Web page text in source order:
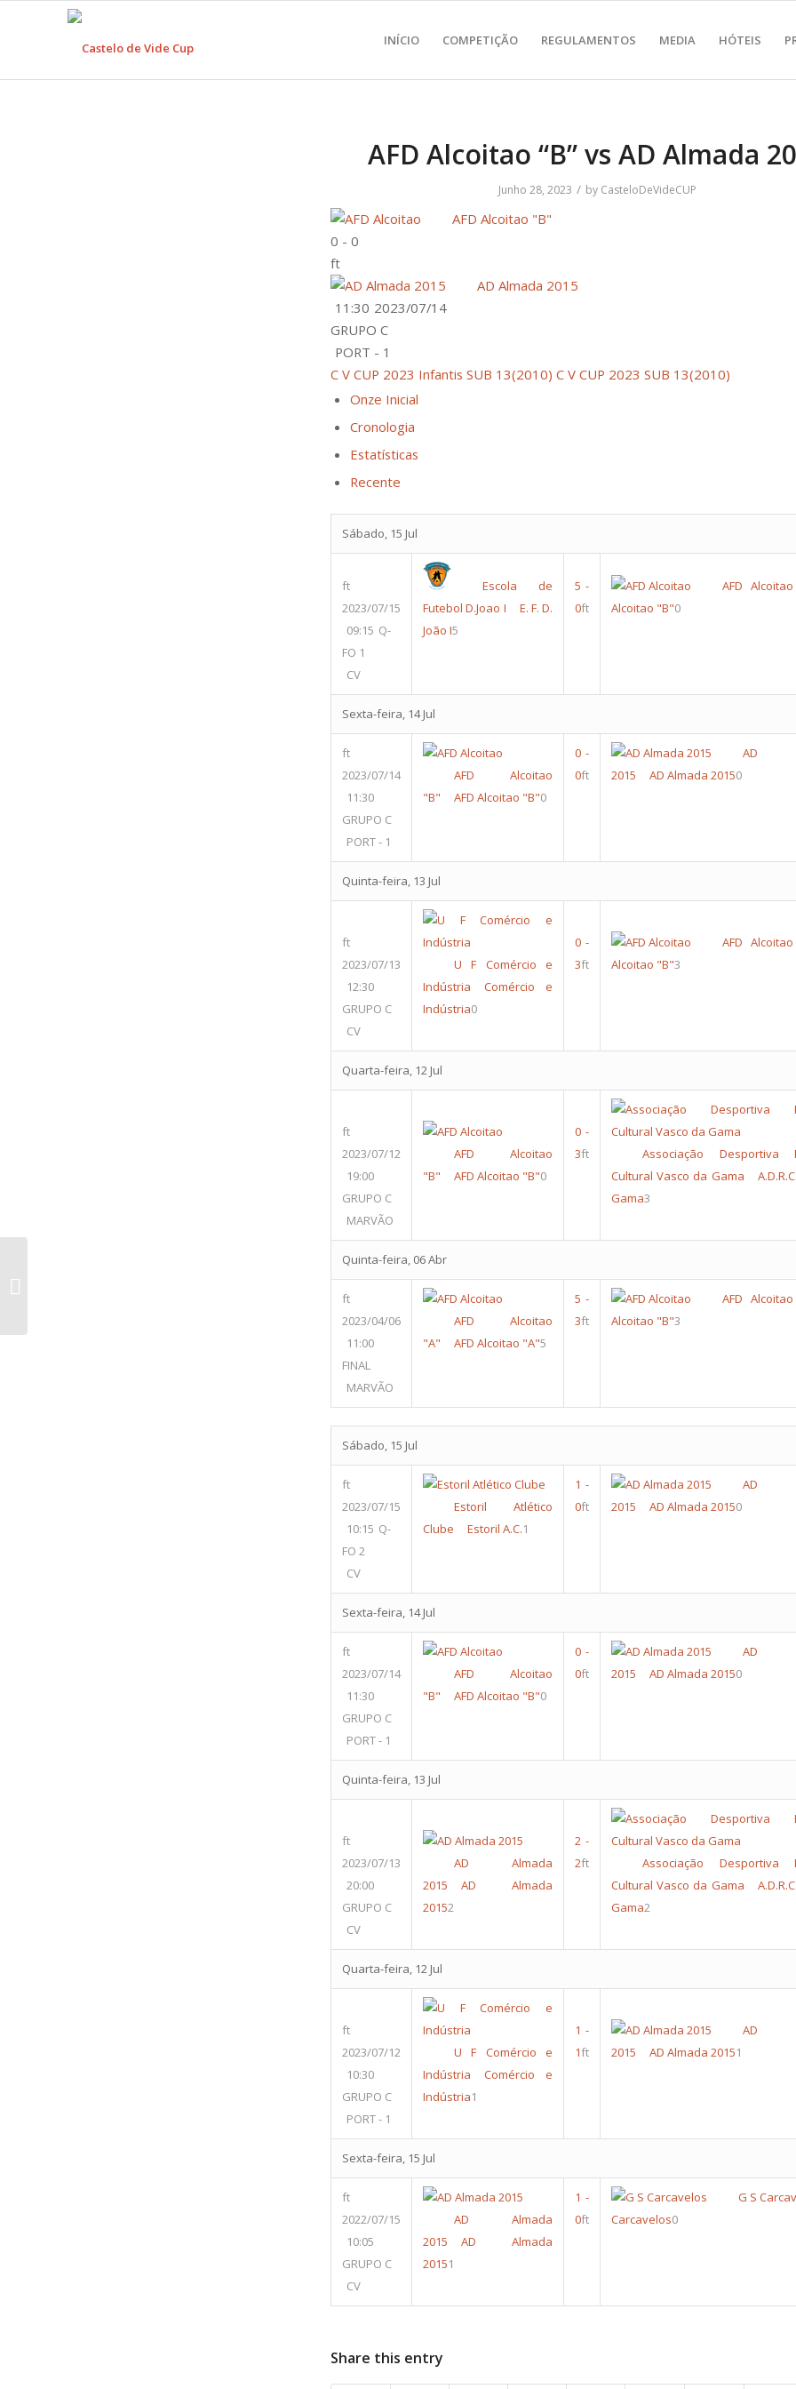
INÍCIO COMPETIÇÃO REGULAMENTOS MEDIA HÓTEIS
AFD Alcoitao “B” vs AD Almada
Junho 28, 2023 / by CasteloDeVideCUP
AFD Alcoitao "B"
0 - 0
ft
AD Almada 2015
2023/07/14
11:30
GRUPO C
PORT - 1
C V CUP 2023 Infantis SUB 13(2010) C V CUP 2023 SUB 13(2010)
Onze Inicial
Cronologia
Estatísticas
Recente
Sábado, 15 Jul
ft
2023/07/15
09:15 Q-
FO 1
CV
Escola de
Futebol D.Joao I
E. F. D.
João I5
5 -
0ft
AFD
Alcoitao "B"0
Sexta-feira, 14 Jul
ft
2023/07/14
11:30
GRUPO C
PORT - 1
AFD Alcoitao
"B"
AFD Alcoitao "B"0
0 -
0ft
AD
2015
AD Almada 20150
Quinta-feira, 13 Jul
ft
2023/07/13
12:30
GRUPO C
CV
U F Comércio e
Indústria
Comércio e
Indústria0
0 -
3ft
AFD
Alcoitao "B"3
Quarta-feira, 12 Jul
ft
2023/07/12
19:00
GRUPO C
MARVÃO
AFD Alcoitao
"B"
AFD Alcoitao "B"0
0 -
3ft
Associação Desportiva
Cultural Vasco da Gama
Gama3
Quinta-feira, 06 Abr
ft
2023/04/06
11:00
FINAL
MARVÃO
AFD Alcoitao
"A"
AFD Alcoitao "A"5
5 -
3ft
AFD
Alcoitao "B"3
Sábado, 15 Jul
ft
2023/07/15
10:15 Q-
FO 2
CV
Estoril Atlético
Clube
Estoril A.C.1
1 -
0ft
AD
2015
AD Almada 20150
Sexta-feira, 14 Jul
ft
2023/07/14
11:30
GRUPO C
PORT - 1
AFD Alcoitao
"B"
AFD Alcoitao "B"0
0 -
0ft
AD
2015
AD Almada 20150
Quinta-feira, 13 Jul
ft
2023/07/13
20:00
GRUPO C
CV
AD Almada
2015
AD Almada
20152
2 -
2ft
Associação Desportiva
Cultural Vasco da Gama
Gama2
Quarta-feira, 12 Jul
ft
2023/07/12
10:30
GRUPO C
PORT - 1
U F Comércio e
Indústria
Comércio e
Indústria1
1 -
1ft
AD
2015
AD Almada 20151
Sexta-feira, 15 Jul
ft
2022/07/15
10:05
GRUPO C
CV
AD Almada
2015
AD Almada
20151
1 -
0ft
G S
Carcavelos0
Share this entry